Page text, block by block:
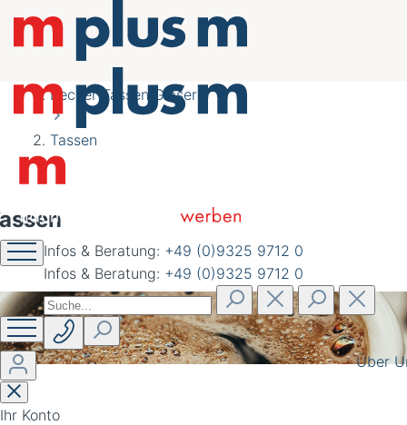
Infos & Beratung: +49 (0)9325 9712 0
Infos & Beratung: +49 (0)9325 9712 0
Ihr Konto
Über
nachhaltig schöner werben
Becher Tassen Gläser
Tassen